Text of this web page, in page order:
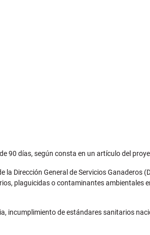
días, según consta en un artículo del
Dirección General de Servicios Ganaderos
plaguicidas o contaminantes ambientales
incumplimiento de estándares sanitarios